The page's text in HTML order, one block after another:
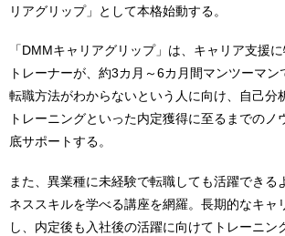
リアグリップ」として本格始動する。
「DMMキャリアグリップ」は、キャリア支援
トレーナーが、約3カ月～6カ月間マンツーマン
転職方法がわからないという人に向け、自己分
トレーニングといった内定獲得に至るまでのノ
底サポートする。
また、異業種に未経験で転職しても活躍できる
ネススキルを学べる講座を網羅。長期的なキャ
し、内定後も入社後の活躍に向けてトレーニン